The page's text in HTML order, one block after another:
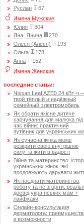
Руслан
67
Имена Мужские
Юлия
304
Яна, Янина
270
Олеся (Алеся)
193
Ольга
178
Анна
152
Имена Женские
последние статьи:
Nissan Leaf AZE0 24 кВт·ч
твой тёплый и надёжный
семейный электромобиль
Як обрати якісне дитяче
харчування для малюка під
час війни: практичний
путівник для українських
Як сучасна жінка може
розкрити свою внутрішню
силу та жити в радості
Війна та материнство:
українських жінок, які
продовжують дарувати
Як поєднати материнство,
роботу та не згоріти:
досвід українських мам +
лайфхаки
Онлайн-консультация
дерматолога:
и возможности